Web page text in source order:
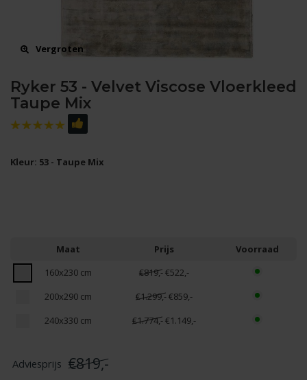
Vergroten
Ryker 53 - Velvet Viscose Vloerkleed
Taupe Mix
Kleur: 53 - Taupe Mix
Maat Prijs
Voorraad
160x230 cm
€819,-€522,-
200x290 cm
€1.299,-€859,-
240x330 cm
€1.774,-€1.149,-
€819,-